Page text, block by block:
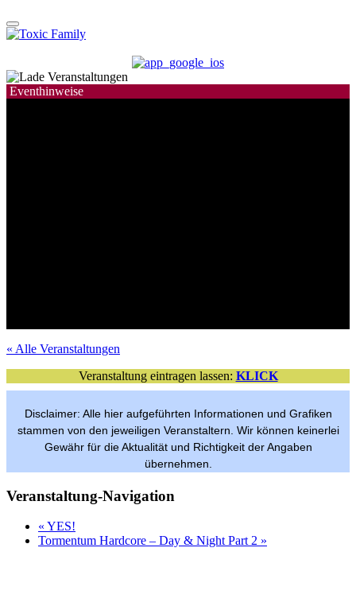
Eventhinweise
« Alle Veranstaltungen
Veranstaltung eintragen lassen: KLICK
Disclaimer: Alle hier aufgeführten Informationen und Grafiken
stammen von den jeweiligen Veranstaltern. Wir können keinerlei
Gewähr für die Aktualität und Richtigkeit der Angaben
übernehmen.
Veranstaltung-Navigation
« YES!
Tormentum Hardcore – Day & Night Part 2 »